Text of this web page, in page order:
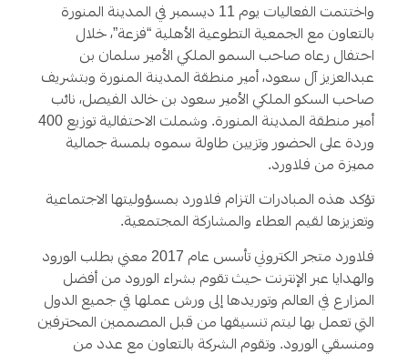
واختتمت الفعاليات يوم 11 ديسمبر في المدينة المنورة
بالتعاون مع الجمعية التطوعية الأهلية “فزعة”، خلال
احتفال رعاه صاحب السمو الملكي الأمير سلمان بن
عبدالعزيز آل سعود، أمير منطقة المدينة المنورة وبتشريف
صاحب السكو الملكي الأمير سعود بن خالد الفيصل، نائب
أمير منطقة المدينة المنورة. وشملت الاحتفالية توزيع 400
وردة على الحضور وتزيين طاولة سموه بلمسة جمالية
مميزة من فلاورد.
تؤكد هذه المبادرات التزام فلاورد بمسؤوليتها الاجتماعية
وتعزيزها لقيم العطاء والمشاركة المجتمعية.
فلاورد متجر الكتروني تأسس عام 2017 معني بطلب الورود
والهدايا عبر الإنترنت حيث تقوم بشراء الورود من أفضل
المزارع في العالم وتوريدها إلى ورش عملها في جميع الدول
التي تعمل بها ليتم تنسيقها من قبل المصممين المحترفين
ومنسقي الورود. وتقوم الشركة بالتعاون مع عدد من